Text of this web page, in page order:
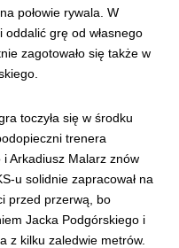
połowie rywala. W
oddalić grę od własnego
zagotowało się także w
toczyła się w środku
trenera
Arkadiusz Malarz znów
u solidnie zapracował na
przed przerwą, bo
Jacka Podgórskiego i
z kilku zaledwie metrów.